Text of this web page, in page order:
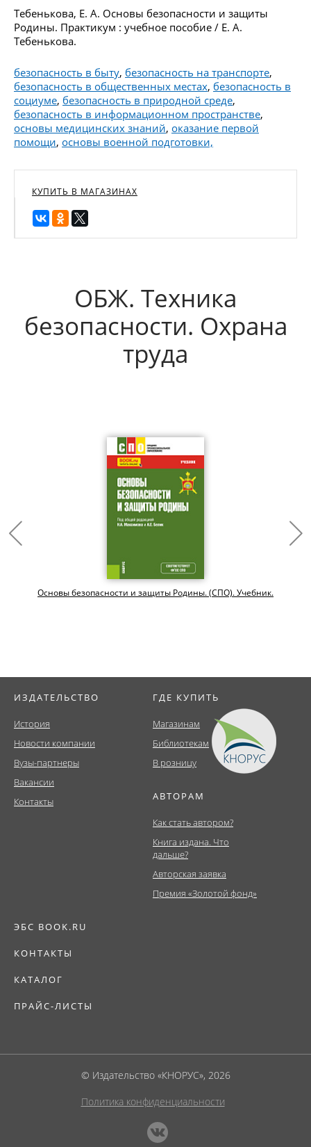
Тебенькова, Е. А. Основы безопасности и защиты
Родины. Практикум : учебное пособие / Е. А.
Тебенькова.
безопасность в быту, безопасность на транспорте,
безопасность в общественных местах, безопасность в
социуме, безопасность в природной среде,
безопасность в информационном пространстве,
основы медицинских знаний, оказание первой
помощи, основы военной подготовки,
КУПИТЬ В МАГАЗИНАХ
ОБЖ. Техника
безопасности. Охрана
труда
Основы безопасности и защиты Родины. (СПО). Учебник.
ИЗДАТЕЛЬСТВО
История
Новости компании
Вузы-партнеры
Вакансии
Контакты
ГДЕ КУПИТЬ
Магазинам
Библиотекам
В розницу
АВТОРАМ
Как стать автором?
Книга издана. Что
дальше?
Авторская заявка
Премия «Золотой фонд»
ЭБС BOOK.RU
КОНТАКТЫ
КАТАЛОГ
ПРАЙС-ЛИСТЫ
© Издательство «КНОРУС», 2026
Политика конфиденциальности